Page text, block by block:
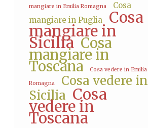
mangiare in Emilia Romagna
Cosa
mangiare in Puglia
Cosa
mangiare in
Sicilia Cosa
mangiare in
Toscana Cosa vedere in Emilia
Romagna
Cosa vedere in
Sicilia Cosa
vedere in
Toscana